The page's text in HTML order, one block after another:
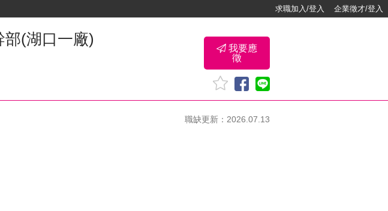
求職加入/登入 企業徵才/登入
(湖口一廠)
我要應
徵
職缺更新：2026.07.13